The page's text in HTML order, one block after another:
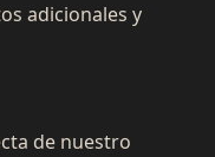
adicionales y
de nuestro